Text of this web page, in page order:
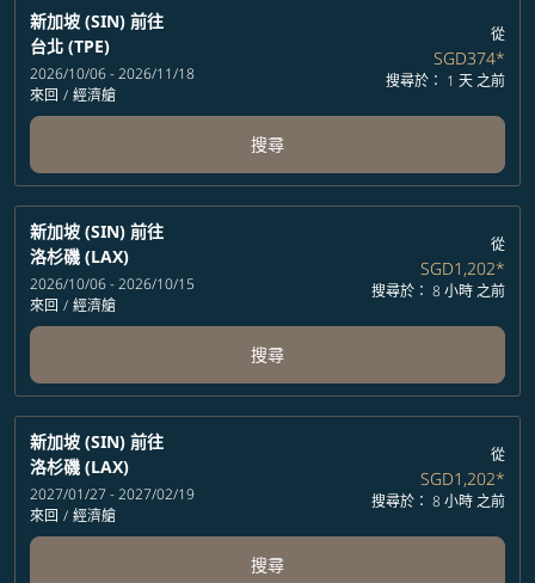
新加坡 (SIN) 前往
台北 (TPE)
2026/10/06 - 2026/11/18
來回 / 經濟艙
從
SGD374*
搜尋於： 1 天 之前
搜尋
新加坡 (SIN) 前往
洛杉磯 (LAX)
2026/10/06 - 2026/10/15
來回 / 經濟艙
從
SGD1,202*
搜尋於： 8 小時 之前
搜尋
新加坡 (SIN) 前往
洛杉磯 (LAX)
2027/01/27 - 2027/02/19
來回 / 經濟艙
從
SGD1,202*
搜尋於： 8 小時 之前
搜尋